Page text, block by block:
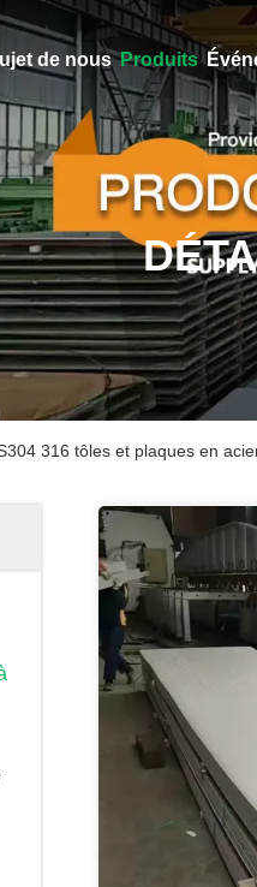
de nous Produits
316 tôles et plaques en